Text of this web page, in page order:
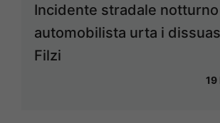
Incidente stradale notturno
automobilista urta i
Filzi